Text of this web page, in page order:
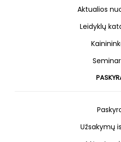
Aktualios
Leidyklų
Užsakymų